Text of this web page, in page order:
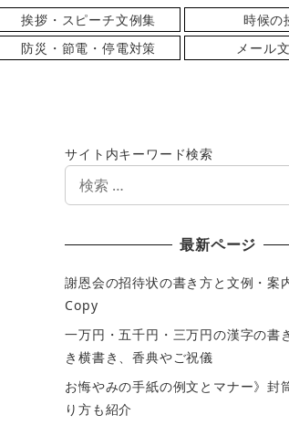
挨拶・スピーチ文例集
時候の
防災・節電・停電対策 メール
サイト内キーワード検索
索
最新ページ
謝恩会の招待状の書き方と文例・案
Copy
一万円・五千円・三万円の漢字の書
き横書き、香典やご祝儀
お悔やみの手紙の例文とマナー》封
り方も紹介